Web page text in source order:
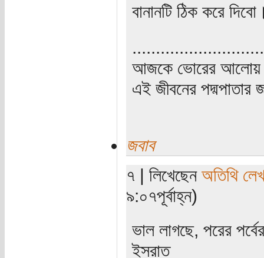
বানানটি ঠিক করে
আজকে ভোরের আলোয়
এই জীবনের পদ্মপাতার
জবাব
৭ | লিখেছেন অতিথি
৯:০৭পূর্বাহ্ন)
ভাল লাগছে, পরের
ইসরাত